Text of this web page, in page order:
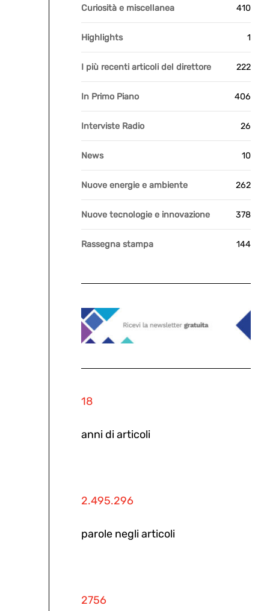
Curiosità e miscellanea 410
Highlights 1
I più recenti articoli del direttore 222
In Primo Piano 406
Interviste Radio 26
News 10
Nuove energie e ambiente 262
Nuove tecnologie e innovazione 378
Rassegna stampa 144
18
anni di articoli
2.495.296
parole negli articoli
2756